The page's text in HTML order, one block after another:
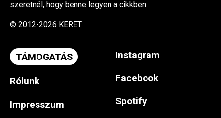
szeretnél, hogy benne legyen a cikkben.
© 2012-2026 KERET
TÁMOGATÁS
Rólunk
Impresszum
Instagram
Facebook
Spotify